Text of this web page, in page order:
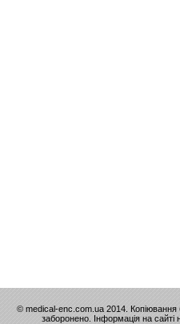
© medical-enc.com.ua 2014. Копіювання
заборонено. Інформація на